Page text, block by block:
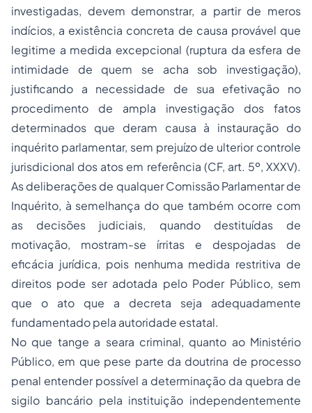
investigadas, devem demonstrar, a partir de meros
indícios, a existência concreta de causa provável que
legitime a medida excepcional (ruptura da esfera de
intimidade de quem se acha sob investigação),
justificando a necessidade de sua efetivação no
procedimento de ampla investigação dos fatos
determinados que deram causa à instauração do
inquérito parlamentar, sem prejuízo de ulterior controle
jurisdicional dos atos em referência (CF, art. 5º, XXXV).
As deliberações de qualquer Comissão Parlamentar de
Inquérito, à semelhança do que também ocorre com
as decisões judiciais, quando destituídas de
motivação, mostram-se írritas e despojadas de
eficácia jurídica, pois nenhuma medida restritiva de
direitos pode ser adotada pelo Poder Público, sem
que o ato que a decreta seja adequadamente
fundamentado pela autoridade estatal.
No que tange a seara criminal, quanto ao Ministério
Público, em que pese parte da doutrina de processo
penal entender possível a determinação da quebra de
sigilo bancário pela instituição independentemente